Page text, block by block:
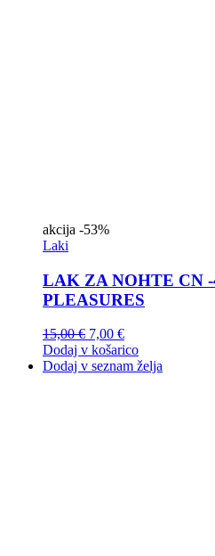
akcija -53%
Laki
LAK ZA NOHTE CN
PLEASURES
15,00€ 7,00 €
Dodaj v košarico
Dodaj v seznam želja